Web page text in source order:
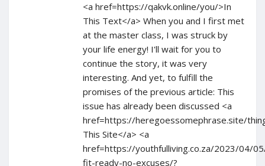
<a href=https://qakvk.online/you/>In
This Text</a> When you and I first met
at the master class, I was struck by
your life energy! I'll wait for you to
continue the story, it was very
interesting. And yet, to fulfill the
promises of the previous article: This
issue has already been discussed <a
href=https://heregoessomephrase.site/
This Site</a> <a
href=https://youthfulliving.co.za/2023/04/
fit-ready-no-excuses/?